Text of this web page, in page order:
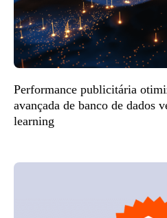
Performance publicitária
avançada de banco de dados
learning